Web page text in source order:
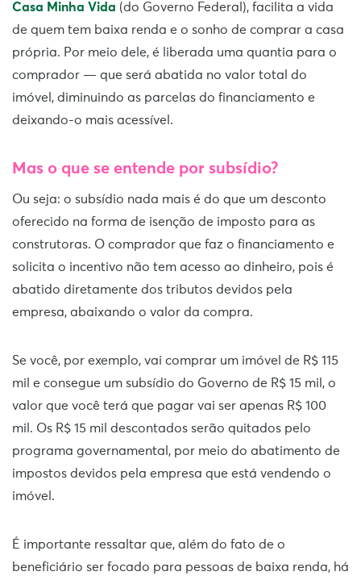
Casa Minha Vida (do Governo Federal), facilita a vida
de quem tem baixa renda e o sonho de comprar a casa
própria. Por meio dele, é liberada uma quantia para o
comprador — que será abatida no valor total do
imóvel, diminuindo as parcelas do financiamento e
deixando-o mais acessível.
Mas o que se entende por subsídio?
Ou seja: o subsídio nada mais é do que um desconto
oferecido na forma de isenção de imposto para as
construtoras. O comprador que faz o financiamento e
solicita o incentivo não tem acesso ao dinheiro, pois é
abatido diretamente dos tributos devidos pela
empresa, abaixando o valor da compra.
Se você, por exemplo, vai comprar um imóvel de R$ 115
mil e consegue um subsídio do Governo de R$ 15 mil, o
valor que você terá que pagar vai ser apenas R$ 100
mil. Os R$ 15 mil descontados serão quitados pelo
programa governamental, por meio do abatimento de
impostos devidos pela empresa que está vendendo o
imóvel.
É importante ressaltar que, além do fato de o
beneficiário ser focado para pessoas de baixa renda, há